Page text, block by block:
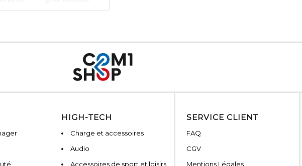
HIGH-TECH
Charge et accessoires
Audio
Accessoires de sport et loisirs
SERVICE CLIENT
FAQ
CGV
Mentions Légales